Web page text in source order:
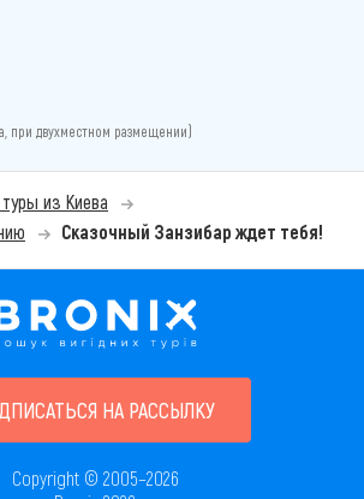
при двухместном размещении)
из Киева
Сказочный Занзибар ждет тебя!
НА РАССЫЛКУ
Copyright © 2005–2026